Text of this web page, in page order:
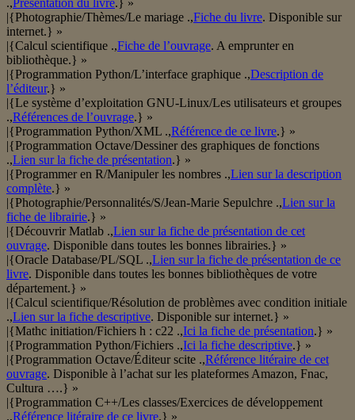
|{Photographie/Thèmes/Le mariage .,Fiche du livre. Disponible sur
internet.} »
|{Calcul scientifique .,Fiche de l’ouvrage. A emprunter en
bibliothèque.} »
|{Programmation Python/L’interface graphique .,Description de
l’éditeur.} »
|{Le système d’exploitation GNU-Linux/Les utilisateurs et groupes
.,Références de l’ouvrage.} »
|{Programmation Python/XML .,Référence de ce livre.} »
|{Programmation Octave/Dessiner des graphiques de fonctions
.,Lien sur la fiche de présentation.} »
|{Programmer en R/Manipuler les nombres .,Lien sur la description
complète.} »
|{Photographie/Personnalités/S/Jean-Marie Sepulchre .,Lien sur la
fiche de librairie.} »
|{Découvrir Matlab .,Lien sur la fiche de présentation de cet
ouvrage. Disponible dans toutes les bonnes librairies.} »
|{Oracle Database/PL/SQL .,Lien sur la fiche de présentation de ce
livre. Disponible dans toutes les bonnes bibliothèques de votre
département.} »
|{Calcul scientifique/Résolution de problèmes avec condition initiale
.,Lien sur la fiche descriptive. Disponible sur internet.} »
|{Mathc initiation/Fichiers h : c22 .,Ici la fiche de présentation.} »
|{Programmation Python/Fichiers .,Ici la fiche descriptive.} »
|{Programmation Octave/Éditeur scite .,Référence litéraire de cet
ouvrage. Disponible à l’achat sur les plateformes Amazon, Fnac,
Cultura ….} »
|{Programmation C++/Les classes/Exercices de développement
.,Référence litéraire de ce livre.} »